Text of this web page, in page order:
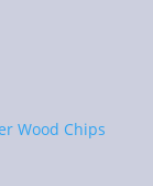
Wood Chips
coup
qui arrive à